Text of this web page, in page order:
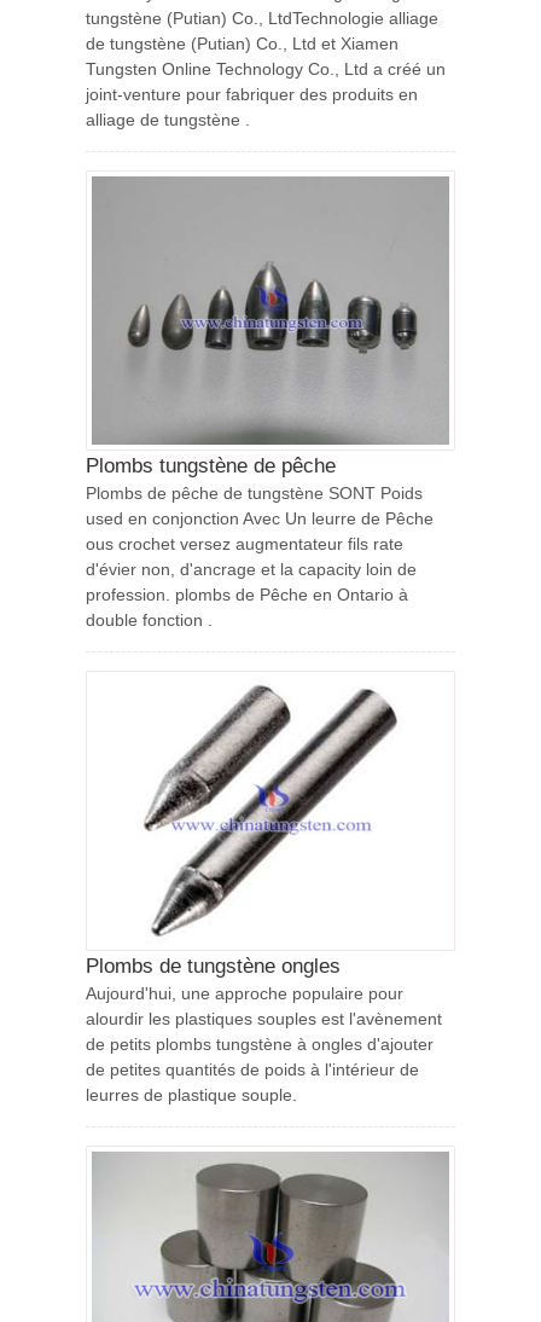
tungstène (Putian) Co., LtdTechnologie alliage
de tungstène (Putian) Co., Ltd et Xiamen
Tungsten Online Technology Co., Ltd a créé un
joint-venture pour fabriquer des produits en
alliage de tungstène .
Plombs tungstène de pêche
Plombs de pêche de tungstène SONT Poids
used en conjonction Avec Un leurre de Pêche
ous crochet versez augmentateur fils rate
d'évier non, d'ancrage et la capacity loin de
profession. plombs de Pêche en Ontario à
double fonction .
Plombs de tungstène ongles
Aujourd'hui, une approche populaire pour
alourdir les plastiques souples est l'avènement
de petits plombs tungstène à ongles d'ajouter
de petites quantités de poids à l'intérieur de
leurres de plastique souple.